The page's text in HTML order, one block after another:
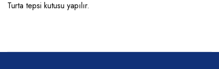
Turta tepsi kutusu yapılır.